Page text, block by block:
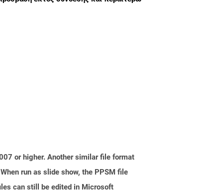
or higher. Another similar file format
run as slide show, the PPSM file
can still be edited in Microsoft